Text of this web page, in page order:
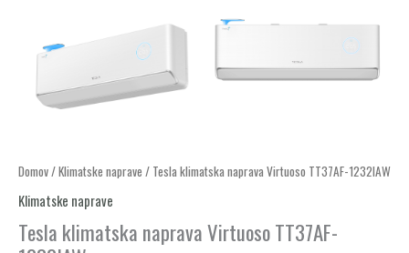
Domov/Klimatske naprave / Tesla klimatska naprava Virtuoso TT37AF-1232IAW
Klimatske naprave
Tesla klimatska naprava Virtuoso TT37AF-
Tesla
klimatska
naprava
Virtuoso